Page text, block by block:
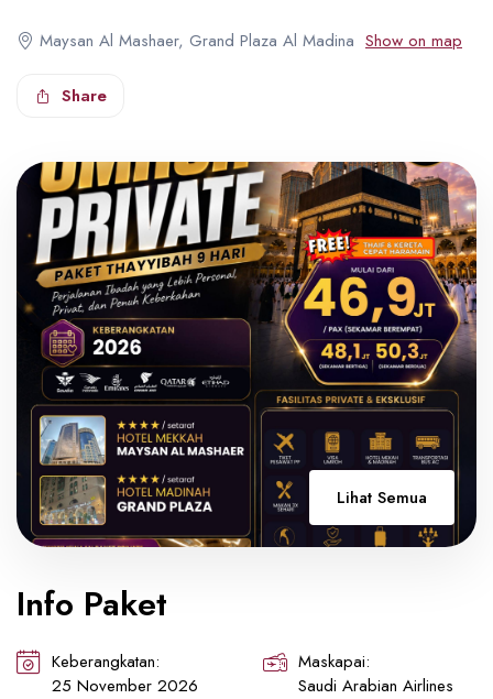
Maysan Al Mashaer, Grand Plaza Al Madina Show on map
Share
Lihat Semua
Info Paket
Keberangkatan:
25 November 2026
Maskapai:
Saudi Arabian Airlines